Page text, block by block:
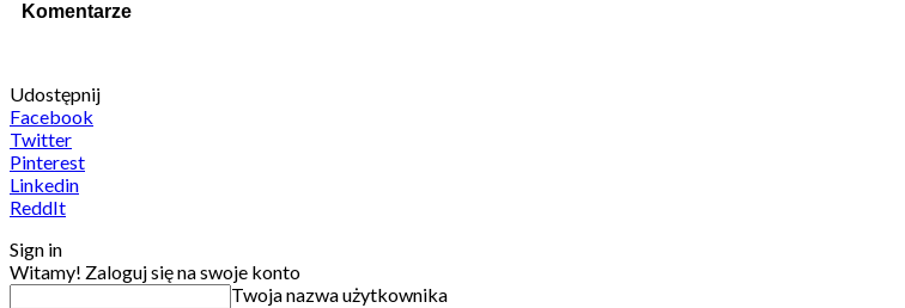
Komentarze
Udostępnij
Facebook
Twitter
Pinterest
Linkedin
ReddIt
Sign in
Witamy! Zaloguj się na swoje konto
Twoja nazwa użytkownika